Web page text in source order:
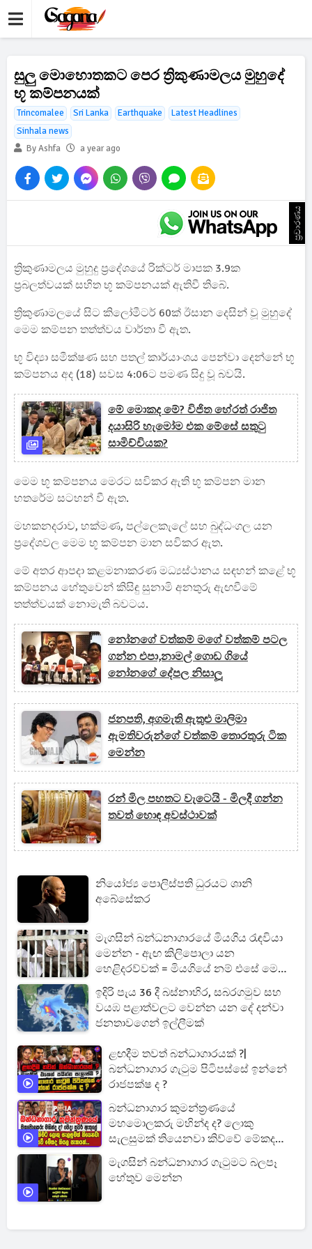
සුලු මොහොතකට පෙර ත්‍රිකුණාමලය මුහුදේ
භූ කම්පනයක්
Trincomalee Sri Lanka Earthquake
Latest Headlines
Sinhala news
By Ashfa
a year ago
ප්‍රචාරණය
ත්‍රිකුණාමලය මුහුදු ප්‍රදේශයේ රික්ටර් මාපක 3.9ක
ප්‍රබලත්වයක් සහිත භූ කම්පනයක් ඇතිවී තිබේ.
ත්‍රිකුණාමලයේ සිට කිලෝමීටර් 60ක් ඊසාන දෙසින් වූ මුහුදේ
මෙම කම්පන තත්ත්වය වාර්තා වී ඇත.
භූ විද්‍යා සමීක්ෂණ සහ පතල් කාර්යාංශය පෙන්වා දෙන්නේ භූ
කම්පනය අද (18) සවස 4:06ට පමණ සිදු වූ බවයි.
මේ මොකද මේ? විජිත හේරත් රාජිත
දයාසිරි හැමෝම එක මේසේ සතුටු
සාමිච්චියක?
මෙම භූ කම්පනය මෙරට සවිකර ඇති භූ කම්පන මාන
හතරේම සටහන් වී ඇත.
මහකනදරාව, හක්මණ, පල්ලෙකැලේ සහ බුද්ධංගල යන
ප්‍රදේශවල මෙම භූ කම්පන මාන සවිකර ඇත.
මේ අතර ආපදා කළමනාකරණ මධ්‍යස්ථානය සඳහන් කළේ භූ
කම්පනය හේතුවෙන් කිසිඳු සුනාමි අනතුරු ඇඟවීමේ
තත්ත්වයක් නොමැති බවටය.
නෝනගේ වත්කම් මගේ වත්කම් පටල
ගන්න එපා,නාමල් ගොඩ ගියේ
නෝනගේ දේපල නිසාලූ
ජනපති, අගමැති ඇතුළු මාලිමා
ඇමතිවරුන්ගේ වත්කම් තොරතුරු ටික
මෙන්න
රන් මිල පහතට වැටෙයි - මිලදී ගන්න
තවත් හොඳ අවස්ථාවක්
නියෝජ්‍ය පොලිස්පති ධුරයට ශානි
අබේසේකර
මැගසින් බන්ධනාගාරයේ මියගිය රැඳවියා
මෙන්න - ඇඟ කිලිපොලා යන
හෙළිදරව්වක් = මියගියේ නම් එසේ මෙසේ
කෙනෙක් නෙමෙයි
ඉදිරි පැය 36 දී බස්නාහිර, සබරගමුව සහ
වයඹ පළාත්වලට වෙන්න යන දේ දන්වා
ජනතාවගෙන් ඉල්ලීමක්
ළඟදීම තවත් බන්ධාගාරයක් ?|
බන්ධනාගාර ගැටුම පිටිපස්සේ ඉන්නේ
රාජපක්ෂ ද ?
බන්ධනාගාර කුමන්ත්‍රණයේ
මහමොලකරු මහින්ද ද? ලොකු
සැලසුමක් තියෙනවා කිව්වේ මේකද
කියල සැකයක්...
මැගසින් බන්ධනාගාර ගැටුමට බලපෑ
හේතුව මෙන්න